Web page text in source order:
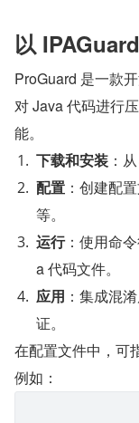
以
ProGuard 是一款
对 Java 代码进行
能。
下载和安装 ：从
配置 ：创建配
等。
运行：使用命
a 代码文件。
应用 ：集成混
证。
在配置文件中，可
例如：